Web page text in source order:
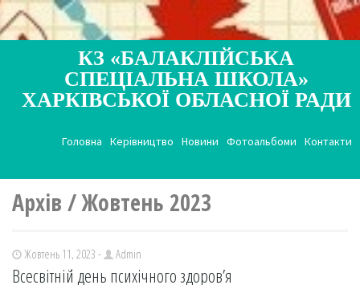
КЗ «БАЛАКЛІЙСЬКА
СПЕЦІАЛЬНА ШКОЛА»
ХАРКІВСЬКОЇ ОБЛАСНОЇ РАДИ
Головна Керівництво Новини Фотоальбоми Контакти
Архів / Жовтень 2023
Жовтень 11, 2023 - Admin
Всесвітній день психічного здоров’я